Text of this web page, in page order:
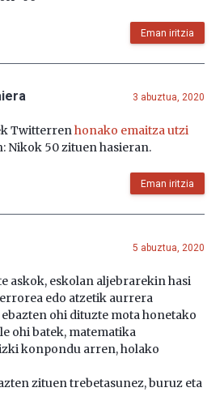
Eman iritzia
3 abuztua, 2020
Twitterrenhonako emaitza utzi
Nikok 50 zituen hasieran.
Eman iritzia
5 abuztua, 2020
askok, eskolan aljebrarekin hasi
edo atzetik aurrera
ohi dituzte mota honetako
ohi batek, matematika
konpondu arren, holako
zituen trebetasunez, buruz eta